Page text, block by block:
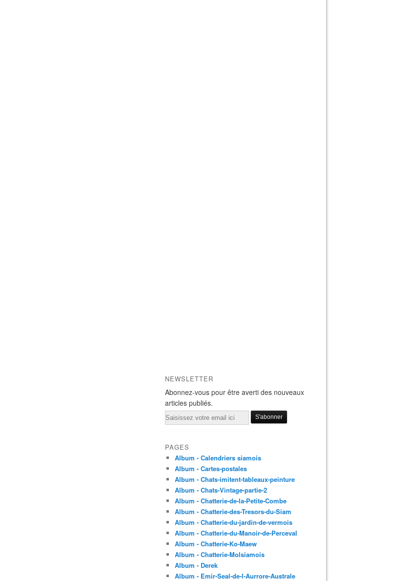
NEWSLETTER
Abonnez-vous pour être averti des nouveaux
articles publiés.
Email
PAGES
Album - Calendriers siamois
Album - Cartes-postales
Album - Chats-imitent-tableaux-peinture
Album - Chats-Vintage-partie-2
Album - Chatterie-de-la-Petite-Combe
Album - Chatterie-des-Tresors-du-Siam
Album - Chatterie-du-jardin-de-vermois
Album - Chatterie-du-Manoir-de-Perceval
Album - Chatterie-Ko-Maew
Album - Chatterie-Molsiamois
Album - Derek
Album - Emir-Seal-de-l-Aurrore-Australe